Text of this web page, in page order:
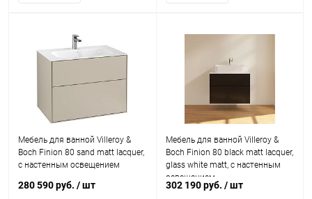
Мебель для ванной Villeroy &
Boch Finion 80 sand matt lacquer,
с настенным освещением
280 590 руб. / шт
Мебель для ванной Villeroy &
Boch Finion 80 black matt lacquer,
glass white matt, с настенным
освещением
302 190 руб. / шт